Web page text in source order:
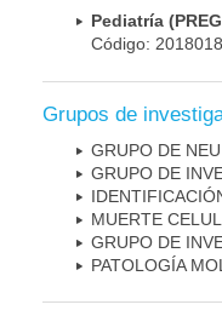
Pediatría
Código:
Grupos de
GRUPO DE
GRUPO DE
MUERTE
GRUPO DE
PATOLOGÍA